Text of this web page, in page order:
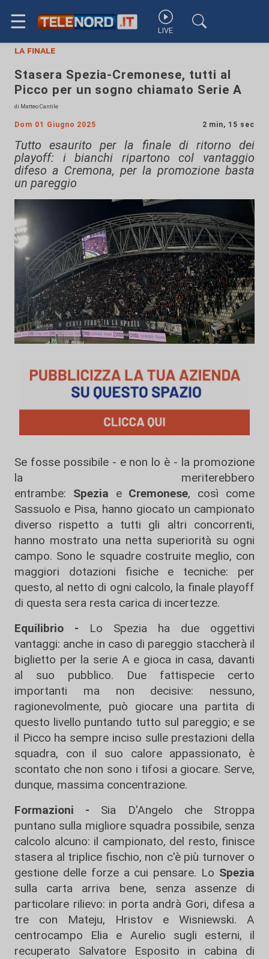
☰ LIVE
la finale
Stasera Spezia-Cremonese, tutti al
Picco per un sogno chiamato Serie A
di Matteo Cantile
Dom 01 Giugno 2025 2 min, 15 sec
Tutto esaurito per la finale di ritorno dei
playoff: i bianchi ripartono col vantaggio
difeso a Cremona, per la promozione basta
un pareggio
Se fosse possibile - e non lo è - la promozione
la meriterebbero
entrambe: Spezia e Cremonese, così come
Sassuolo e Pisa, hanno giocato un campionato
diverso rispetto a tutti gli altri concorrenti,
hanno mostrato una netta superiorità su ogni
campo. Sono le squadre costruite meglio, con
maggiori dotazioni fisiche e tecniche: per
questo, al netto di ogni calcolo, la finale playoff
di questa sera resta carica di incertezze.
Equilibrio - Lo Spezia ha due oggettivi
vantaggi: anche in caso di pareggio staccherà il
biglietto per la serie A e gioca in casa, davanti
al suo pubblico. Due fattispecie certo
importanti ma non decisive: nessuno,
ragionevolmente, può giocare una partita di
questo livello puntando tutto sul pareggio; e se
il Picco ha sempre inciso sulle prestazioni della
squadra, con il suo calore appassionato, è
scontato che non sono i tifosi a giocare. Serve,
dunque, massima concentrazione.
Formazioni - Sia D'Angelo che Stroppa
puntano sulla migliore squadra possibile, senza
calcolo alcuno: il campionato, del resto, finisce
stasera al triplice fischio, non c'è più turnover o
gestione delle forze a cui pensare. Lo Spezia
sulla carta arriva bene, senza assenze di
particolare rilievo: in porta andrà Gori, difesa a
tre con Mateju, Hristov e Wisniewski. A
centrocampo Elia e Aurelio sugli esterni, il
recuperato Salvatore Esposito in cabina di